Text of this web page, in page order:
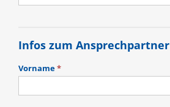
Infos zum Ansprechpartner
Vorname*